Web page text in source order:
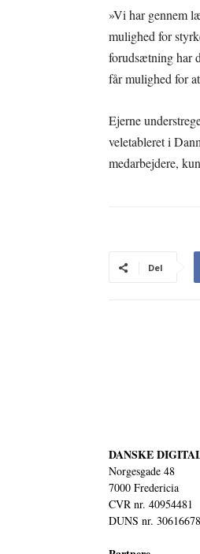
»Vi har gennem
mulighed for
forudsætning har
får mulighed for
Ejerne
veletableret i
medarbejdere,
Del
DANSKE
Norgesgade 48
7000 Fredericia
CVR nr. 40954481
DUNS nr.